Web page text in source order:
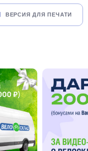
ВЕРСИЯ ДЛЯ ПЕЧАТИ